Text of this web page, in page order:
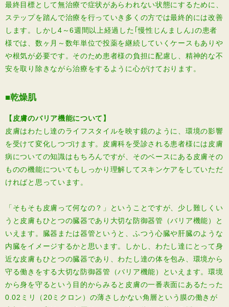
最終目標として無治療で症状があらわれない状態にするために、
ステップを踏んで治療を行っていき多くの方では最終的には改善
します。しかし4～6週間以上経過した｢慢性じんましん｣の患者
様では、数ヶ月～数年単位で投薬を継続していくケースもありや
や根気が必要です。そのため患者様の負担に配慮し、精神的な不
安を取り除きながら治療をするように心がけております。
■乾燥肌
【皮膚のバリア機能について】
皮膚はわたし達のライフスタイルを映す鏡のように、環境の影響
を受けて変化しつづけます。皮膚科を受診される患者様には皮膚
病についての知識はもちろんですが、そのベースにある皮膚その
ものの機能についてもしっかり理解してスキンケアをしていただ
ければと思っています。
「そもそも皮膚って何なの？」ということですが、少し難しくい
うと皮膚もひとつの臓器であり大切な防御器管（バリア機能）と
いえます。臓器または器管というと、ふつう心臓や肝臓のような
内臓をイメージするかと思います。しかし、わたし達にとって身
近な皮膚もひとつの臓器であり、わたし達の体を包み、環境から
守る働きをする大切な防御器管（バリア機能）といえます。環境
から身を守るという目的からみると皮膚の一番表面にあるたった
0.02ミリ（20ミクロン）の薄さしかない角層という膜の働きが